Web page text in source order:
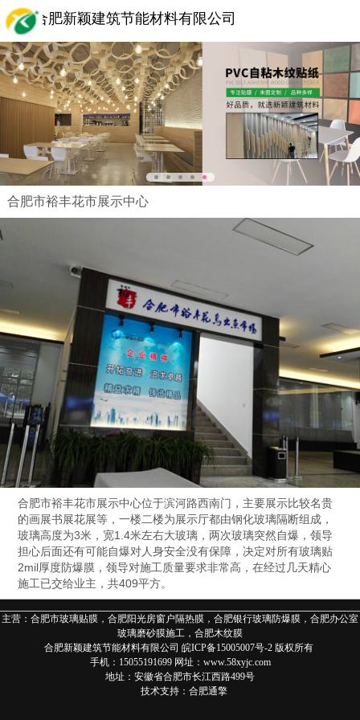
合肥新颖建筑节能材料有限公司
合肥市裕丰花市展示中心
合肥市裕丰花市展示中心位于滨河路西南门，主要展示比较名贵
的画展书展花展等，一楼二楼为展示厅都由钢化玻璃隔断组成，
玻璃高度为3米，宽1.4米左右大玻璃，两次玻璃突然自爆，领导
担心后面还有可能自爆对人身安全没有保障，决定对所有玻璃贴
2mil厚度防爆膜，领导对施工质量要求非常高，在经过几天精心
施工已交给业主，共409平方。
主营：合肥市玻璃贴膜，合肥阳光房窗户隔热膜，合肥银行玻璃防爆膜，合肥办公室
玻璃磨砂膜施工，合肥木纹膜
合肥新颖建筑节能材料有限公司 皖ICP备15005007号-2 版权所有
手机： 15055191699网址： www.58xyjc.com
地址：安徽省合肥市长江西路499号
技术支持： 合肥通擎